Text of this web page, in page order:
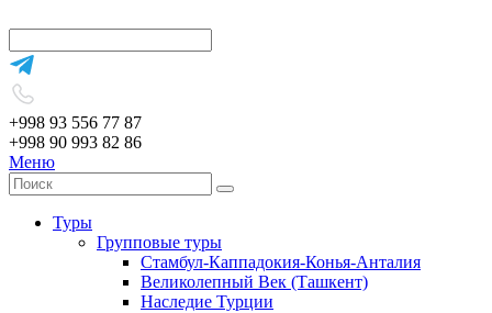
+998 93 556 77 87
+998 90 993 82 86
Меню
Туры
Групповые туры
Стамбул-Каппадокия-Конья-Анталия
Великолепный Век (Ташкент)
Наследие Турции